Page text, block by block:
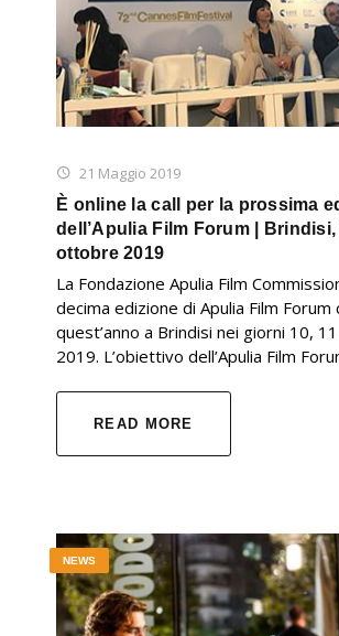
21 Maggio 2019
È online la call per la prossima
dell’Apulia Film Forum | Brindisi,
ottobre 2019
La Fondazione Apulia Film
decima edizione di Apulia Film Forum
quest’anno a Brindisi nei giorni 10,
2019. L’obiettivo dell’Apulia Film
READ MORE
NEWS